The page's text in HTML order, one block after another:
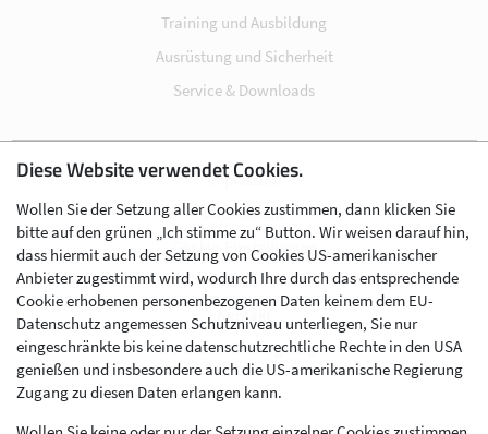
Training und Ausbildung
Ausrüstung und Sicherheit
Service & Downloads
Impressum
Datenschutz
Cookie-Einstellungen
AGB
Kontakt
Werben im Skibergsteigen
Diese Website verwendet Cookies.
Wollen Sie der Setzung aller Cookies zustimmen, dann klicken Sie
bitte auf den grünen „Ich stimme zu“ Button. Wir weisen darauf hin,
dass hiermit auch der Setzung von Cookies US-amerikanischer
Anbieter zugestimmt wird, wodurch Ihre durch das entsprechende
Cookie erhobenen personenbezogenen Daten keinem dem EU-
Datenschutz angemessen Schutzniveau unterliegen, Sie nur
eingeschränkte bis keine datenschutzrechtliche Rechte in den USA
genießen und insbesondere auch die US-amerikanische Regierung
Zugang zu diesen Daten erlangen kann.